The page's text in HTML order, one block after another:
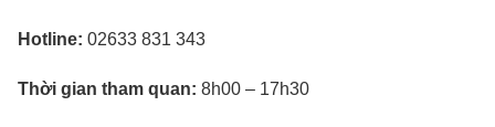
Hotline:02633 831 343
Thời gian tham quan:8h00 – 17h30